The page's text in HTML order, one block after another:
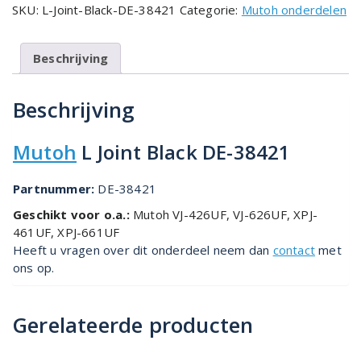
38421
SKU: L-Joint-Black-DE-38421 Categorie: Mutoh onderdelen
Beschrijving
Beschrijving
Mutoh L Joint Black DE-38421
Partnummer: DE-38421
Geschikt voor o.a.: Mutoh VJ-426UF, VJ-626UF, XPJ-
461UF, XPJ-661UF
Heeft u vragen over dit onderdeel neem dan contact met
ons op.
Gerelateerde producten